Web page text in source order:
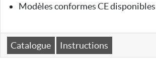
Modèles conformes CE disponibles
Catalogue Instructions